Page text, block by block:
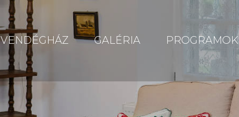
VENDÉGHÁZ GALÉRIA PROGRAMOK